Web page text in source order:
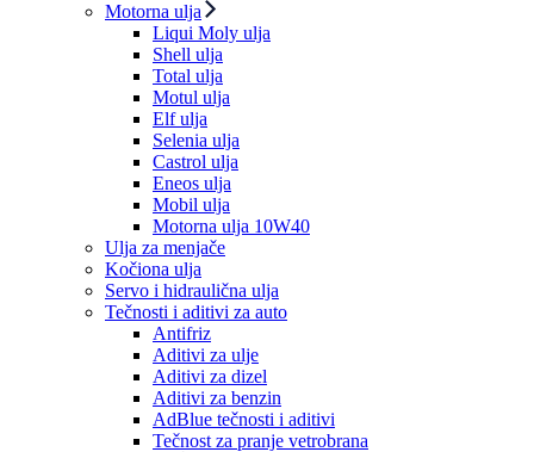
Motorna ulja
Liqui Moly ulja
Shell ulja
Total ulja
Motul ulja
Elf ulja
Selenia ulja
Castrol ulja
Eneos ulja
Mobil ulja
Motorna ulja 10W40
Ulja za menjače
Kočiona ulja
Servo i hidraulična ulja
Tečnosti i aditivi za auto
Antifriz
Aditivi za ulje
Aditivi za dizel
Aditivi za benzin
AdBlue tečnosti i aditivi
Tečnost za pranje vetrobrana